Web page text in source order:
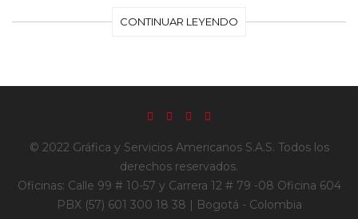
CONTINUAR LEYENDO
© 2022 Gráfica y Servicios Americanos S.A.S. Todos los
derechos reservados.
Oficinas: Calle 99 # 10-57 y Carrera 12 # 79 -08 Oficina 604
PBX (57) 601 300 18 38 | Bogotá - Colombia